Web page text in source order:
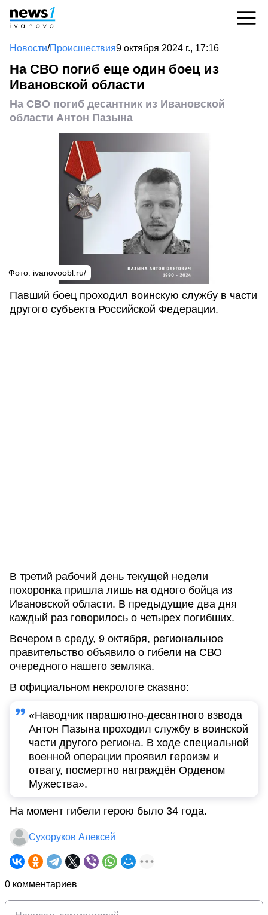
Новости/Происшествия9 октября 2024 г., 17:16
На СВО погиб еще один боец из
Ивановской области
На СВО погиб десантник из Ивановской
области Антон Пазына
Фото: ivanovoobl.ru/
Павший боец проходил воинскую службу в части
другого субъекта Российской Федерации.
В третий рабочий день текущей недели
похоронка пришла лишь на одного бойца из
Ивановской области. В предыдущие два дня
каждый раз говорилось о четырех погибших.
Вечером в среду, 9 октября, региональное
правительство объявило о гибели на СВО
очередного нашего земляка.
В официальном некрологе сказано:
«Наводчик парашютно-десантного взвода
Антон Пазына проходил службу в воинской
части другого региона. В ходе специальной
военной операции проявил героизм и
отвагу, посмертно награждён Орденом
Мужества».
На момент гибели герою было 34 года.
Сухоруков Алексей
0 комментариев